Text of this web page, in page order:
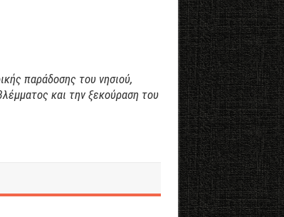
παράδοσης του νησιού,
και την ξεκούραση του